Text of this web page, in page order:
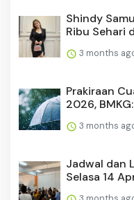
Shindy
Ribu Sehari
3 months
Prakiraan
2026,
3 months
Jadwal dan
Selasa 14